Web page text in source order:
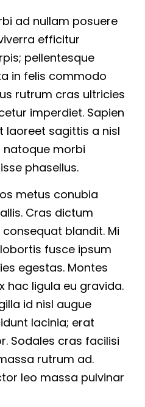
ad nullam posuere
efficitur
pellentesque
in felis commodo
rutrum cras ultricies
imperdiet. Sapien
laoreet sagittis a nisl
natoque morbi
phasellus.
metus conubia
Cras dictum
blandit. Mi
fusce ipsum
egestas. Montes
hac ligula eu gravida.
id nisl augue
lacinia; erat
Sodales cras facilisi
rutrum ad.
leo massa pulvinar